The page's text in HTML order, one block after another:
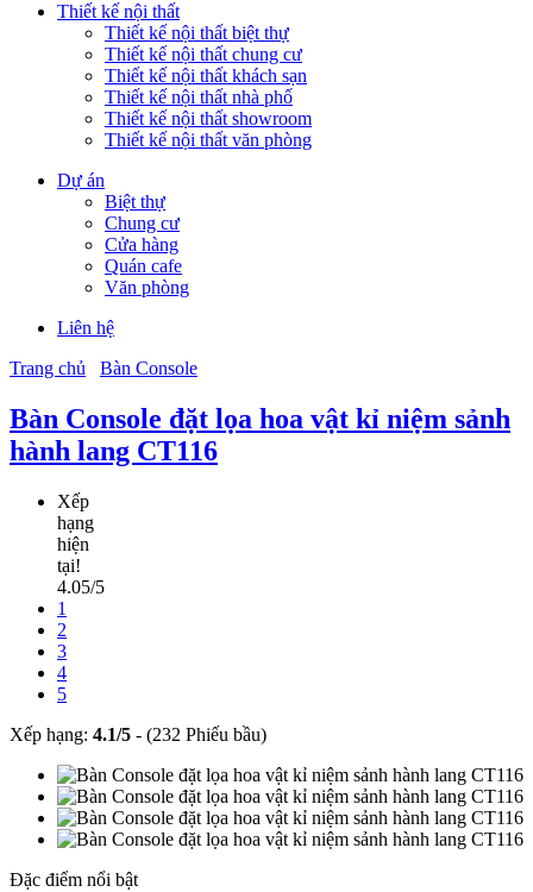
Thiết kế nội thất
Thiết kế nội thất biệt thự
Thiết kế nội thất chung cư
Thiết kế nội thất khách sạn
Thiết kế nội thất nhà phố
Thiết kế nội thất showroom
Thiết kế nội thất văn phòng
Dự án
Biệt thự
Chung cư
Cửa hàng
Quán cafe
Văn phòng
Liên hệ
Trang chủ
Bàn Console
Bàn Console đặt lọa hoa vật kỉ niệm sảnh
hành lang CT116
Xếp
hạng
hiện
tại!
4.05/5
1
2
3
4
5
Xếp hạng: 4.1/5 - (232 Phiếu bầu)
Đặc điểm nổi bật